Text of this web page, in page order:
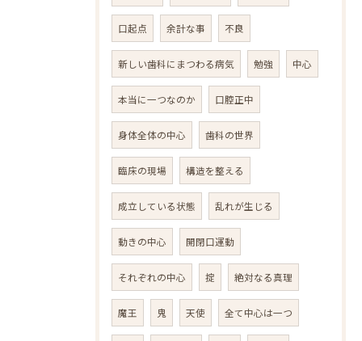
口起点 余計な事 不良
新しい歯科にまつわる病気 勉強 中心
本当に一つなのか 口腔正中
身体全体の中心 歯科の世界
臨床の現場 構造を整える
成立している状態 乱れが生じる
動きの中心 開閉口運動
それぞれの中心 掟 絶対なる真理
魔王 鬼 天使 全て中心は一つ